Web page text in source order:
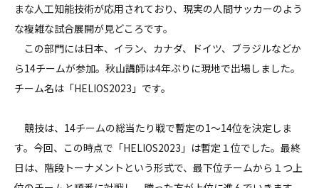
まな人工知能技術が応用されており、現実の人間サッカーのよう
な複雑な試合展開が見どころです。
この部門には日本、イラン、カナダ、ドイツ、ブラジルなどか
ら14チームが参加。秋山講師は4年ぶりに現地で出場しました。
チーム名は「HELIOS2023」です。
競技は、14チームの総当たり戦で暫定の1～14位を決定しま
す。今回、この時点で「HELIOS2023」は暫定１位でした。最終
日は、階段トーナメントという形式で、最下位チームから１つ上